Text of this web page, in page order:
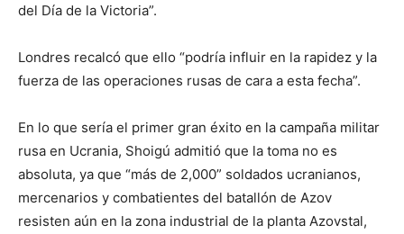
del Día de la Victoria”.
Londres recalcó que ello “podría influir en la rapidez y la
fuerza de las operaciones rusas de cara a esta fecha”.
En lo que sería el primer gran éxito en la campaña militar
rusa en Ucrania, Shoigú admitió que la toma no es
absoluta, ya que “más de 2,000” soldados ucranianos,
mercenarios y combatientes del batallón de Azov
resisten aún en la zona industrial de la planta Azovstal,